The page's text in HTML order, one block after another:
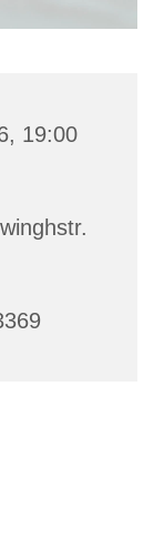
19:00